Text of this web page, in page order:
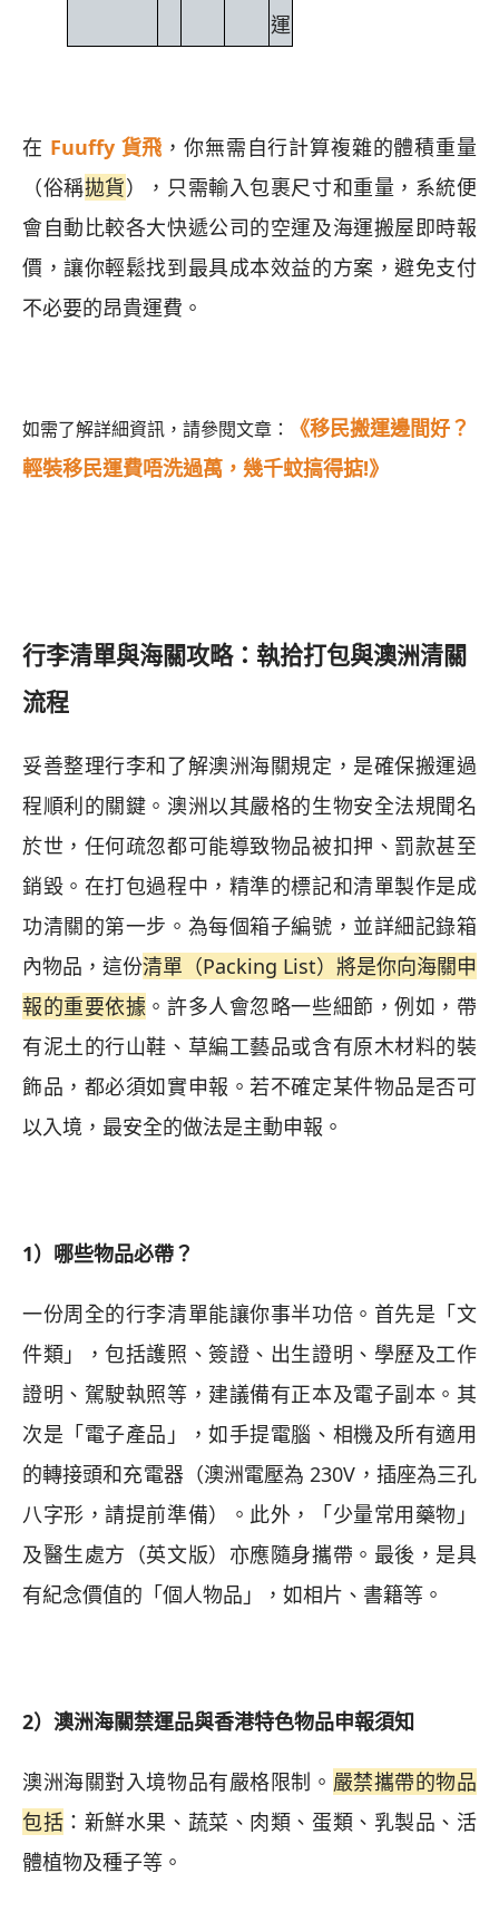
運
在 Fuuffy 貨飛 ，你無需自行計算複雜的體積重量
（俗稱拋貨），只需輸入包裹尺寸和重量，系統便
會自動比較各大快遞公司的空運及海運搬屋即時報
價，讓你輕鬆找到最具成本效益的方案，避免支付
不必要的昂貴運費。
如需了解詳細資訊，請參閱文章：
《移民搬運邊間好？
輕裝移民運費唔洗過萬，幾千蚊搞得掂!》
行李清單與海關攻略：執拾打包與澳洲清關
流程
妥善整理行李和了解澳洲海關規定，是確保搬運過
程順利的關鍵。澳洲以其嚴格的生物安全法規聞名
於世，任何疏忽都可能導致物品被扣押、罰款甚至
銷毀。在打包過程中，精準的標記和清單製作是成
功清關的第一步。為每個箱子編號，並詳細記錄箱
內物品，這份清單（Packing List）將是你向海關申
報的重要依據 。許多人會忽略一些細節，例如，帶
有泥土的行山鞋、草編工藝品或含有原木材料的裝
飾品，都必須如實申報。若不確定某件物品是否可
以入境，最安全的做法是主動申報。
1）哪些物品必帶？
一份周全的行李清單能讓你事半功倍。首先是「文
件類」，包括護照、簽證、出生證明、學歷及工作
證明、駕駛執照等，建議備有正本及電子副本。其
次是「電子產品」，如手提電腦、相機及所有適用
的轉接頭和充電器（澳洲電壓為 230V，插座為三孔
八字形，請提前準備）。此外，「少量常用藥物」
及醫生處方（英文版）亦應隨身攜帶。最後，是具
有紀念價值的「個人物品」，如相片、書籍等。
2）澳洲海關禁運品與香港特色物品申報須知
澳洲海關對入境物品有嚴格限制。 嚴禁攜帶的物品
包括 ：新鮮水果、蔬菜、肉類、蛋類、乳製品、活
體植物及種子等。